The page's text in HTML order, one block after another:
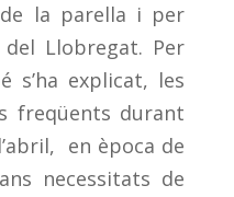
la parella i per
Llobregat. Per
s’ha explicat, les
freqüents durant
en època de
necessitats de